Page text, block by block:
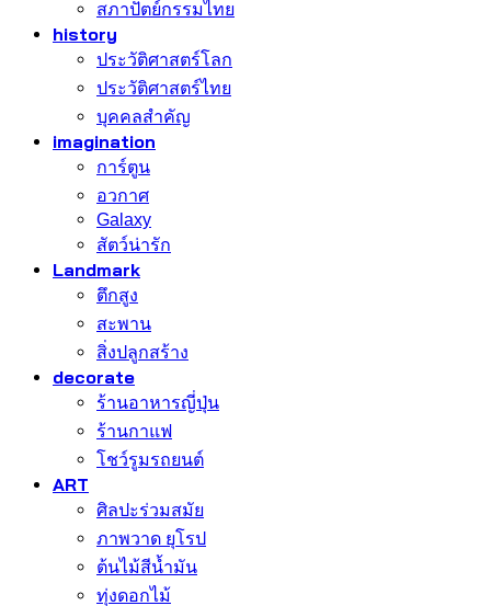
สภาปัตย์กรรมไทย
history
ประวัติศาสตร์โลก
ประวัติศาสตร์ไทย
บุคคลสำคัญ
imagination
การ์ตูน
อวกาศ
Galaxy
สัตว์น่ารัก
Landmark
ตึกสูง
สะพาน
สิ่งปลูกสร้าง
decorate
ร้านอาหารญี่ปุ่น
ร้านกาแฟ
โชว์รูมรถยนต์
ART
ศิลปะร่วมสมัย
ภาพวาด ยุโรป
ต้นไม้สีน้ำมัน
ทุ่งดอกไม้